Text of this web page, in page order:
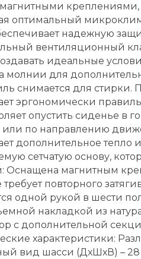
креплениями,
оптимальный
надежную
вентиляционный
идеальные
молнии для
снимается для
эргономически
опустить сиденье в
или по направлению
дополнительное тепло
сетчатую основу,
Оснащена магнитным
требует повторного
одной рукой в шести
накладкой из
с дополнительной
характеристики:
вид шасси (ДхШхВ) – 28